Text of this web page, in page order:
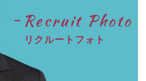
Recruit Photo
リクルートフォト